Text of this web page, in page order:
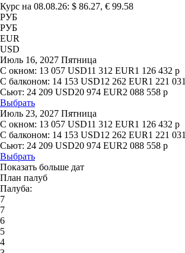
Курс на 08.08.26: $ 86.27, € 99.58
РУБ
РУБ
EUR
USD
Июль 16, 2027 Пятница
С окном: 13 057 USD11 312 EUR1 126 432 р
С балконом: 14 153 USD12 262 EUR1 221 031
Сьют: 24 209 USD20 974 EUR2 088 558 р
Выбрать
Июль 23, 2027 Пятница
С окном: 13 057 USD11 312 EUR1 126 432 р
С балконом: 14 153 USD12 262 EUR1 221 031
Сьют: 24 209 USD20 974 EUR2 088 558 р
Выбрать
Показать больше дат
План палуб
Палуба:
7
7
6
5
4